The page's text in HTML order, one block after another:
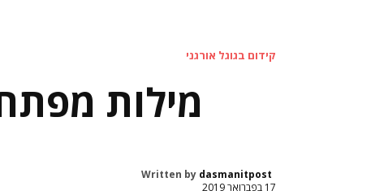
קידום בגוגל אורגני
מילות
Written by dasmanitpost
17 בפברואר 2019